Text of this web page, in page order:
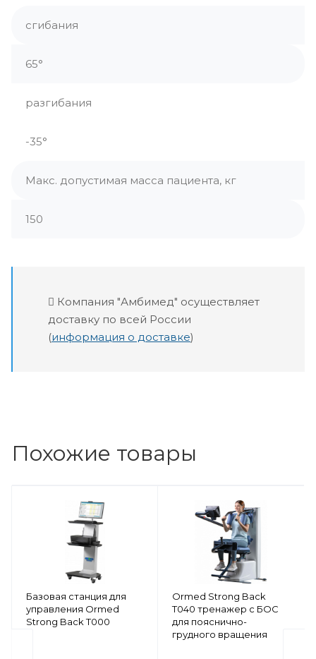
сгибания
65°
разгибания
-35°
Макс. допустимая масса пациента, кг
150
Компания "Амбимед" осуществляет
доставку по всей России
(информация о доставке)
Похожие товары
Базовая станция для
управления Ormed
Strong Back Т000
Ormed Strong Back
Т040 тренажер с БОС
для пояснично-
грудного вращения